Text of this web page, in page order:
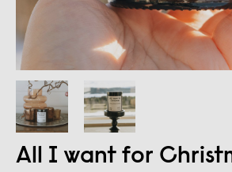
All I want for